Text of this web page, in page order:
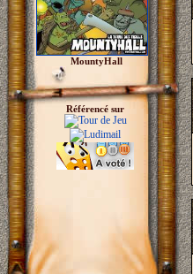
MountyHall
Référencé sur